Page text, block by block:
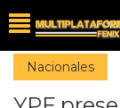
Nacionales